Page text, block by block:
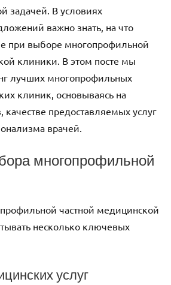
задачей. В условиях
важно знать, на что
при выборе многопрофильной
клиники. В этом посте мы
лучших многопрофильных
клиник, основываясь на
качестве предоставляемых услуг
врачей.
многопрофильной
частной медицинской
несколько ключевых
услуг